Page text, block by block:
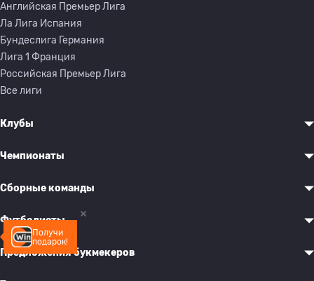
Получи
подарок!
Английская Премьер Лига
Ла Лига Испания
Бундеслига Германия
Лига 1 Франция
Российская Премьер Лига
Все лиги
Клубы
Чемпионаты
Сборные команды
Футболисты
Предложения букмекеров